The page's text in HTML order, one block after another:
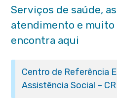
Serviços de saúde,
atendimento e muito
encontra aqui
Centro de Referência
Assistência Social –